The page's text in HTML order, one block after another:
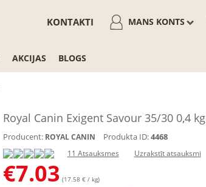
MANS KONTS
KONTAKTI
AKCIJAS BLOGS
Royal Canin Exigent Savour 35/30 0,4 kg
Producent: ROYAL CANIN Produkta ID:4468
11 Atsauksmes Uzrakstīt atsauksmi
€7.03 (17.58 € / kg)